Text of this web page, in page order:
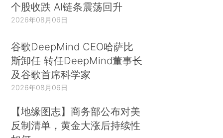
个股收跌 AI链条震荡回升
2026年08月06日
谷歌DeepMind CEO哈萨比
斯卸任 转任DeepMind董事长
及谷歌首席科学家
2026年08月06日
【地缘图志】商务部公布对美
反制清单，黄金大涨后持续性